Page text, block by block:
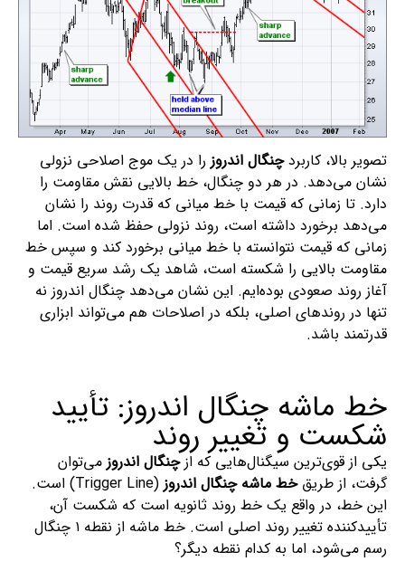
تصویر بالا، کاربردچنگال اندروزرا در یک موج اصلاحی نزولی
نشان می‌دهد. در هر دو چنگال، خط بالایی نقش مقاومت را
دارد. تا زمانی که قیمت با خط میانی که قدرت روند را نشان
می‌دهد برخورد داشته است، روند نزولی حفظ شده است. اما
زمانی که قیمت نتوانسته با خط میانی برخورد کند و سپس خط
مقاومت بالایی را شکسته است، شاهد یک رشد سریع قیمت و
آغاز روند صعودی بوده‌ایم. این نشان می‌دهد چنگال اندروز نه
تنها در روندهای اصلی، بلکه در اصلاحات هم می‌تواند ابزاری
قدرتمند باشد.
خط ماشه چنگال اندروز: تأیید
شکست و تغییر روند
یکی از قوی‌ترین سیگنال‌هایی که ازچنگال اندروز می‌توان
گرفت، از طریقخط ماشه چنگال اندروز
(Trigger Line) است.
این خط، در واقع یک خط روند ثانویه است که شکست آن،
تأییدکننده تغییر روند اصلی است. خط ماشه از نقطه ۱ چنگال
رسم می‌شود، اما به کدام نقطه دیگر؟